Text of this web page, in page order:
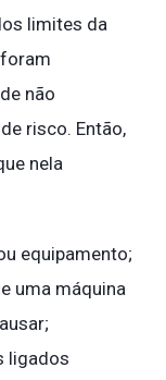
limites da
não
risco. Então,
nela
equipamento;
uma máquina
ligados